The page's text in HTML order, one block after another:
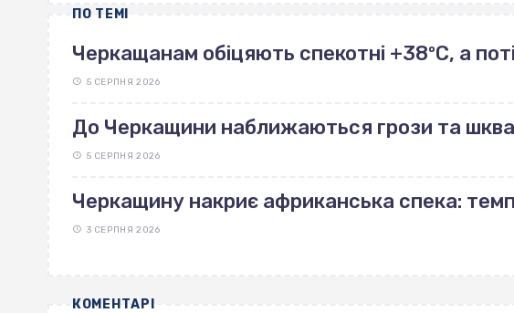
ПО ТЕМІ
Черкащанам обіцяють спекотні +38ºС, а
5 СЕРПНЯ 2026
До Черкащини наближаються грози та
5 СЕРПНЯ 2026
Черкащину накриє африканська спека:
3 СЕРПНЯ 2026
КОМЕНТАРІ